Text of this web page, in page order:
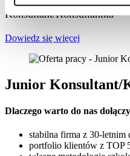
Konsultant/Konsultantka
Dowiedz się więcej
Junior Konsultant/
Dlaczego warto do nas
stabilna firma z 30-letnim
portfolio klientów z TOP